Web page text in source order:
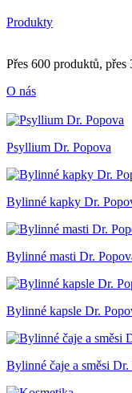
Produkty
Přes 600 produktů, přes
O nás
Psyllium Dr. Popova
Bylinné kapky Dr.
Bylinné masti Dr.
Bylinné kapsle Dr.
Bylinné čaje a směsi Dr.